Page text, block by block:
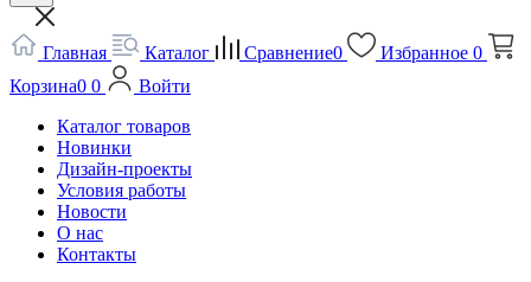
Главная Каталог Сравнение0 Избранное 0
Корзина0 0
Войти
Каталог товаров
Новинки
Дизайн-проекты
Условия работы
Новости
О нас
Контакты